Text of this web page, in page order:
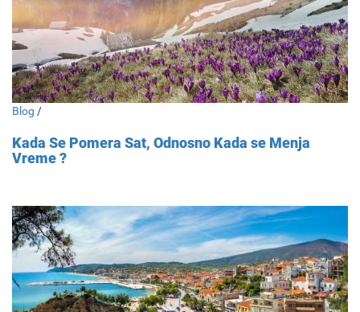
Blog /
Kada Se Pomera Sat, Odnosno Kada se Menja
Vreme ?